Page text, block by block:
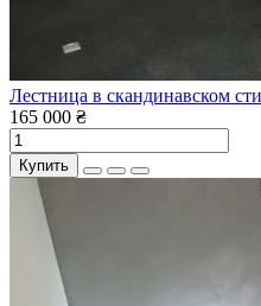
Лестница в скандинавском
165 000 ₴
Купить